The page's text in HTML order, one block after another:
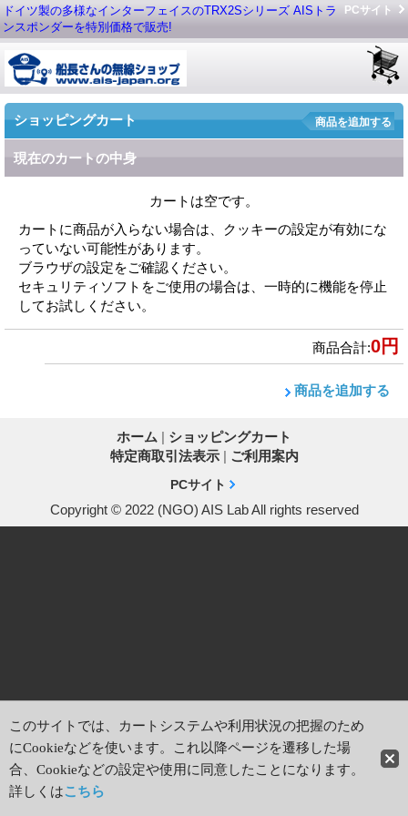
ドイツ製の多様なインターフェイスのTRX2Sシリーズ AISトラ
ンスポンダーを特別価格で販売!
PCサイト
ショッピングカート 商品を追加する
現在のカートの中身
カートは空です。
カートに商品が入らない場合は、クッキーの設定が有効にな
っていない可能性があります。
ブラウザの設定をご確認ください。
セキュリティソフトをご使用の場合は、一時的に機能を停止
してお試しください。
商品合計:0円
商品を追加する
ホーム | ショッピングカート
特定商取引法表示 | ご利用案内
PCサイト
Copyright © 2022 (NGO) AIS Lab All rights reserved
このサイトでは、カートシステムや利用状況の把握のため
にCookieなどを使います。これ以降ページを遷移した場
合、Cookieなどの設定や使用に同意したことになります。
詳しくはこちら